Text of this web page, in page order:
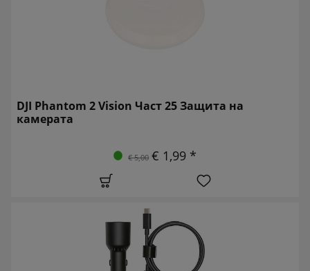
DJI Phantom 2 Vision Част 25 Защита на
камерата
€ 5,00 € 1,99 *